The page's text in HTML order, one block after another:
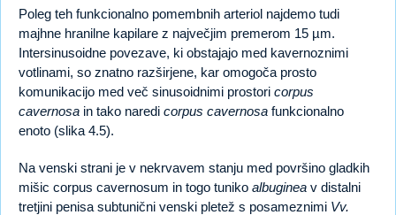
Poleg teh funkcionalno pomembnih arteriol najdemo tudi
majhne hranilne kapilare z največjim premerom 15 µm.
Intersinusoidne povezave, ki obstajajo med kavernoznimi
votlinami, so znatno razširjene, kar omogoča prosto
komunikacijo med več sinusoidnimi prostori corpus
cavernosa in tako naredi corpus cavernosa funkcionalno
enoto (slika 4.5).
Na venski strani je v nekrvavem stanju med površino gladkih
mišic corpus cavernosum in togo tuniko albuginea v distalni
tretjini penisa subtunični venski pletež s posameznimi Vv.